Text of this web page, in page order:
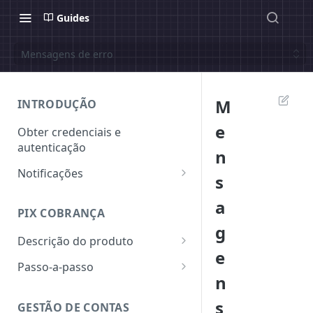
Guides
Mensagens de erro
INTRODUÇÃO
Obter credenciais e
autenticação
Notificações
PIX COBRANÇA
Descrição do produto
QR Code Dinâmico
Passo-a-passo
Code
GESTÃO DE CONTAS
M
e
n
s
a
g
e
n
s